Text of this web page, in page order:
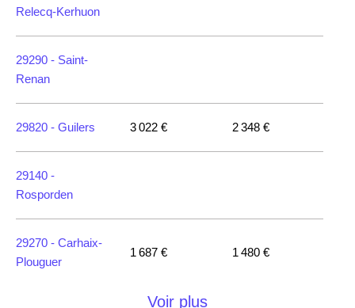
Relecq-Kerhuon
29290 - Saint-
Renan
29820 - Guilers 3 022 € 2 348 €
29140 -
Rosporden
29270 - Carhaix-
Plouguer
1 687 € 1 480 €
Voir plus